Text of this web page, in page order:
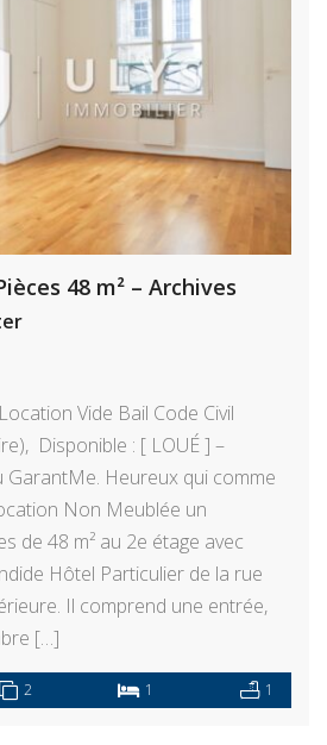
48 m² – Archives
Vide Bail Code Civil
Disponible : [ LOUÉ ] –
GarantMe. Heureux qui comme
Non Meublée un
de 48 m² au 2e étage avec
Hôtel Particulier de la rue
Il comprend une entrée,
[…]
2 1 1